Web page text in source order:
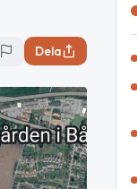
Dela